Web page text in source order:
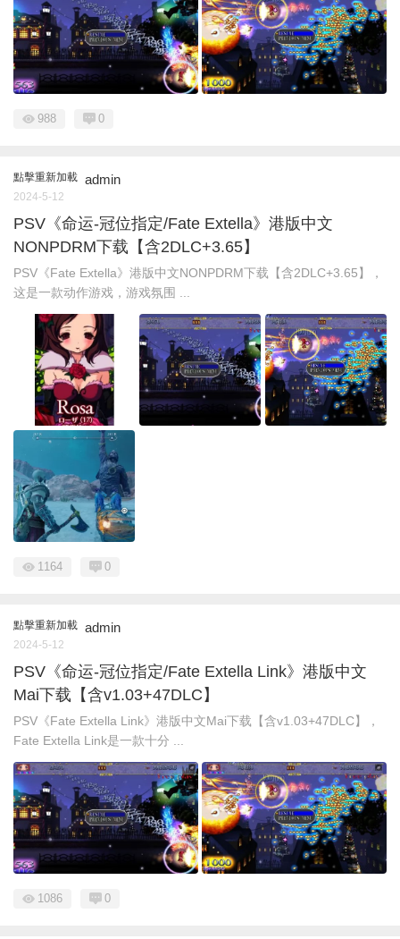
988 0
點擊重新加載 admin
2024-5-12
PSV《命运-冠位指定/Fate Extella》港版中文
NONPDRM下载【含2DLC+3.65】
PSV《Fate Extella》港版中文NONPDRM下载【含2DLC+3.65】，
这是一款动作游戏，游戏氛围 ...
1164 0
點擊重新加載 admin
2024-5-12
PSV《命运-冠位指定/Fate Extella Link》港版中文
Mai下载【含v1.03+47DLC】
PSV《Fate Extella Link》港版中文Mai下载【含v1.03+47DLC】，
Fate Extella Link是一款十分 ...
1086 0